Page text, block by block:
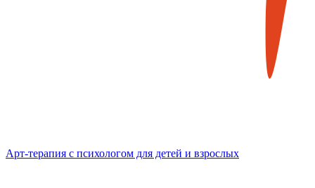
Арт-терапия с психологом для детей и взрослых